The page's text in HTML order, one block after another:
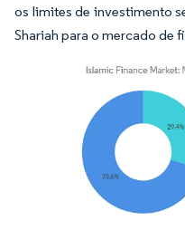
os limites de investimento
Shariah para o mercado de